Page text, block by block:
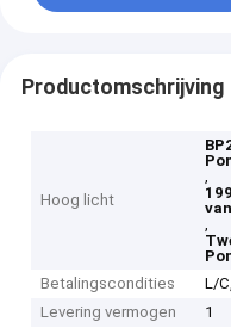
Productomschrijving
Hoog licht
,
,
Betalingscondities
L/
Levering vermogen
1